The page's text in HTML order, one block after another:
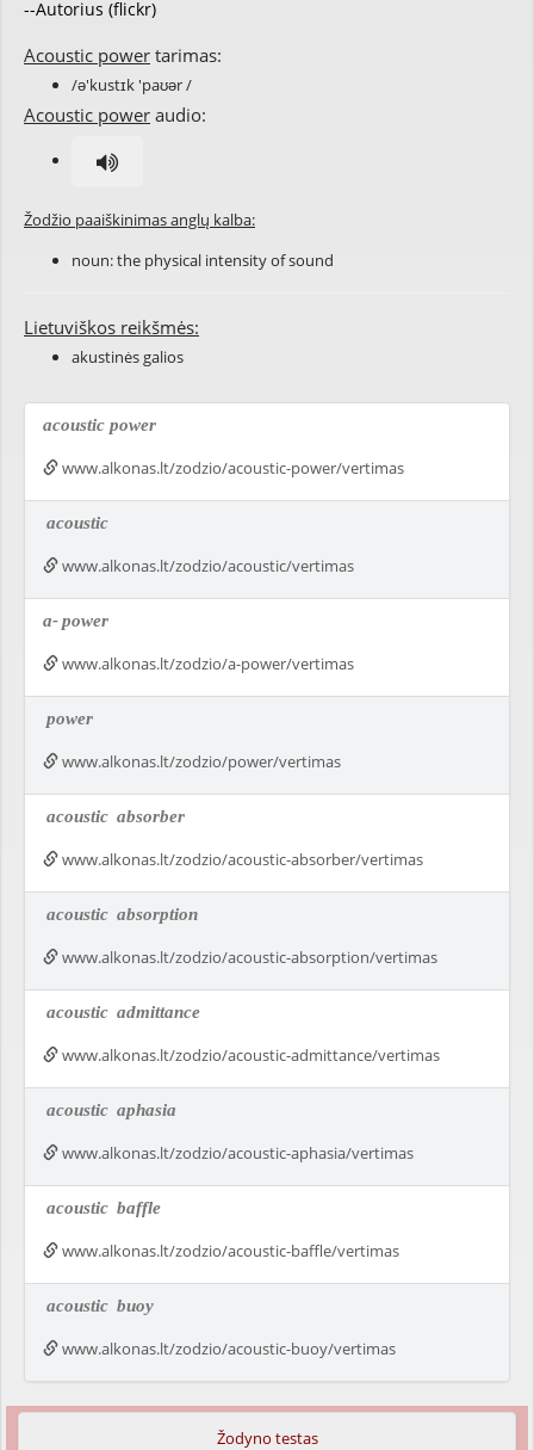
--Autorius (flickr)
Acoustic power tarimas:
/ə'kustɪk 'paʊər /
Acoustic power audio:
Žodžio paaiškinimas anglų kalba:
noun: the physical intensity of sound
Lietuviškos reikšmės:
akustinės galios
acoustic power
www.alkonas.lt/zodzio/acoustic-power/vertimas
acoustic
www.alkonas.lt/zodzio/acoustic/vertimas
a-power
www.alkonas.lt/zodzio/a-power/vertimas
power
www.alkonas.lt/zodzio/power/vertimas
acoustic absorber
www.alkonas.lt/zodzio/acoustic-absorber/vertimas
acoustic absorption
www.alkonas.lt/zodzio/acoustic-absorption/vertimas
acoustic admittance
www.alkonas.lt/zodzio/acoustic-admittance/vertimas
acoustic aphasia
www.alkonas.lt/zodzio/acoustic-aphasia/vertimas
acoustic baffle
www.alkonas.lt/zodzio/acoustic-baffle/vertimas
acoustic buoy
www.alkonas.lt/zodzio/acoustic-buoy/vertimas
Žodyno testas